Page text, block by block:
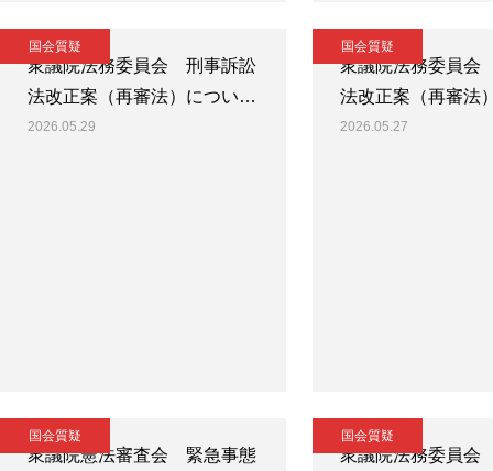
国会質疑
衆議院法務委員会 刑事訴訟
法改正案（再審法）につい…
2026.05.29
国会質疑
衆議院法務委員
法改正案（再審法
2026.05.27
国会質疑
衆議院憲法審査会 緊急事態
国会質疑
衆議院法務委員